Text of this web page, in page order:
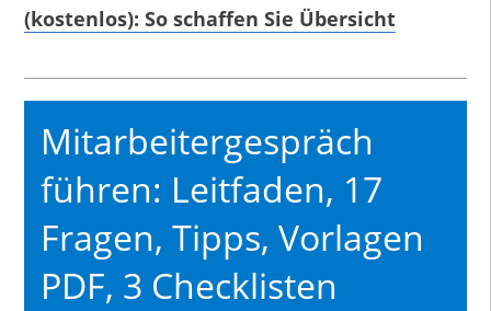
(kostenlos): So schaffen Sie Übersicht
Mitarbeitergespräch
führen: Leitfaden, 17
Fragen, Tipps, Vorlagen
PDF, 3 Checklisten